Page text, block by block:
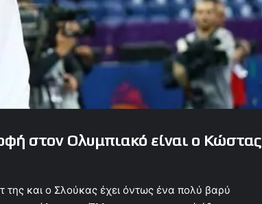
στον Ολυμπιακό είναι ο Κώστας
της και ο Σλούκας έχει όντως ένα πολύ βαρύ